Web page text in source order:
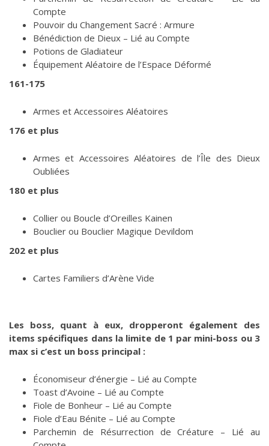
Compte
Pouvoir du Changement Sacré : Armure
Bénédiction de Dieux – Lié au Compte
Potions de Gladiateur
Équipement Aléatoire de l’Espace Déformé
161-175
Armes et Accessoires Aléatoires
176 et plus
Armes et Accessoires Aléatoires de l’Île des Dieux
Oubliées
180 et plus
Collier ou Boucle d’Oreilles Kainen
Bouclier ou Bouclier Magique Devildom
202 et plus
Cartes Familiers d’Arène Vide
Les boss, quant à eux, dropperont également des
items spécifiques dans la limite de 1 par mini-boss ou 3
max si c’est un boss principal :
Économiseur d’énergie – Lié au Compte
Toast d’Avoine – Lié au Compte
Fiole de Bonheur – Lié au Compte
Fiole d’Eau Bénite – Lié au Compte
Parchemin de Résurrection de Créature – Lié au